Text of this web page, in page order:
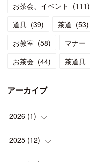
お茶会、イベント (111)
道具 (39) 茶道 (53)
お教室 (58) マナー
お茶会 (44) 茶道具
アーカイブ
2026 (1)
(1)
2025 (12)